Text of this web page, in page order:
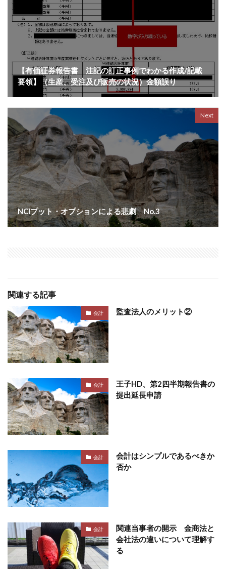
【有価証券報告書 注記の訂正事例でわかる作成/記載
要領】（生産、受注及び販売の状況）金額誤り
Next
NCIプット・オプションによる悲劇 No.3
関連する記事
会計 監査法人のメリット②
会計
王子HD、第2四半期報告書の
提出延長申請
会計
会計はシンプルであるべきか
否か
会計
関連当事者の開示 金商法と
会社法の違いについて理解す
る